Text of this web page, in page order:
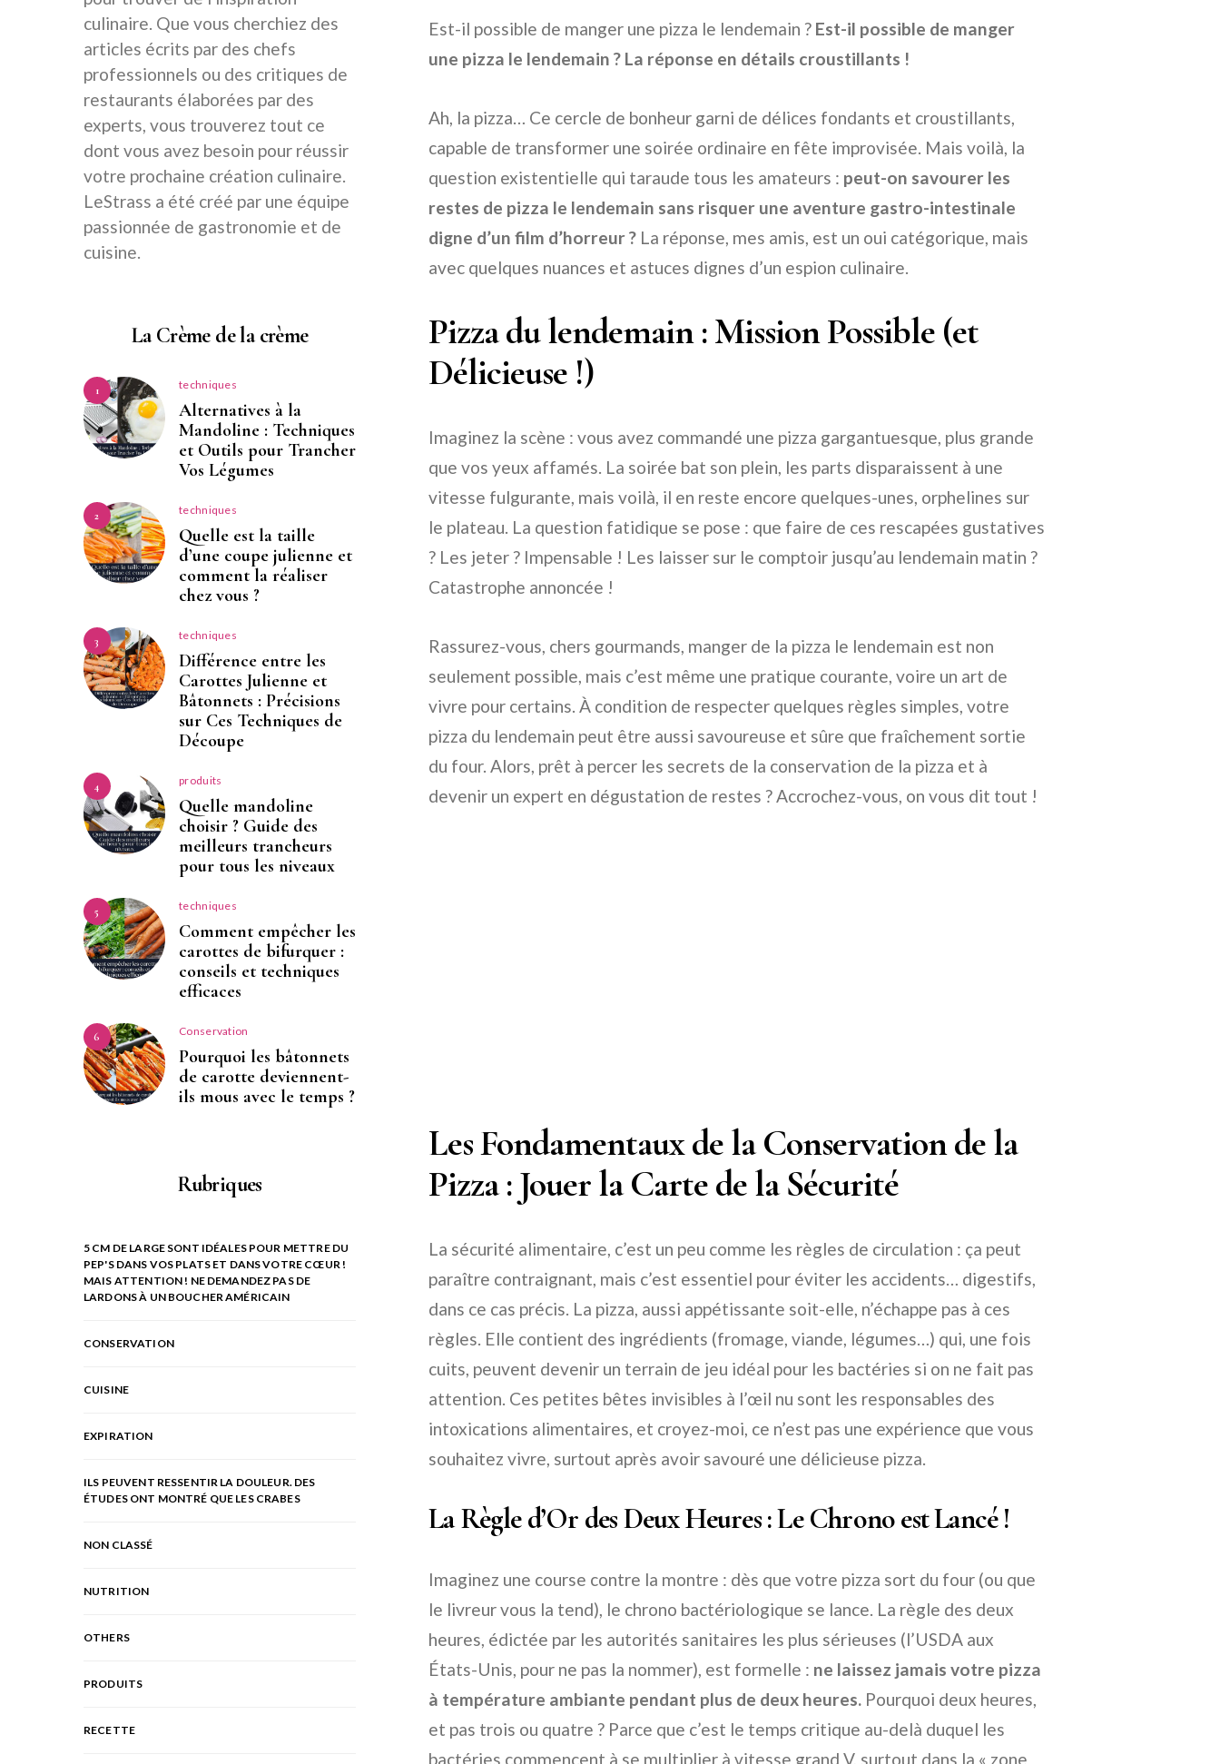
Est-il possible de manger une pizza le lendemain ? Est-il possible de manger
une pizza le lendemain ? La réponse en détails croustillants !
Ah, la pizza… Ce cercle de bonheur garni de délices fondants et croustillants,
capable de transformer une soirée ordinaire en fête improvisée. Mais voilà, la
question existentielle qui taraude tous les amateurs : peut-on savourer les
restes de pizza le lendemain sans risquer une aventure gastro-intestinale
digne d’un film d’horreur ? La réponse, mes amis, est un oui catégorique, mais
avec quelques nuances et astuces dignes d’un espion culinaire.
Pizza du lendemain : Mission Possible (et
Délicieuse !)
Imaginez la scène : vous avez commandé une pizza gargantuesque, plus grande
que vos yeux affamés. La soirée bat son plein, les parts disparaissent à une
vitesse fulgurante, mais voilà, il en reste encore quelques-unes, orphelines sur
le plateau. La question fatidique se pose : que faire de ces rescapées gustatives
? Les jeter ? Impensable ! Les laisser sur le comptoir jusqu’au lendemain matin ?
Catastrophe annoncée !
Rassurez-vous, chers gourmands, manger de la pizza le lendemain est non
seulement possible, mais c’est même une pratique courante, voire un art de
vivre pour certains. À condition de respecter quelques règles simples, votre
pizza du lendemain peut être aussi savoureuse et sûre que fraîchement sortie
du four. Alors, prêt à percer les secrets de la conservation de la pizza et à
devenir un expert en dégustation de restes ? Accrochez-vous, on vous dit tout !
Les Fondamentaux de la Conservation de la
Pizza : Jouer la Carte de la Sécurité
La sécurité alimentaire, c’est un peu comme les règles de circulation : ça peut
paraître contraignant, mais c’est essentiel pour éviter les accidents… digestifs,
dans ce cas précis. La pizza, aussi appétissante soit-elle, n’échappe pas à ces
règles. Elle contient des ingrédients (fromage, viande, légumes…) qui, une fois
cuits, peuvent devenir un terrain de jeu idéal pour les bactéries si on ne fait pas
attention. Ces petites bêtes invisibles à l’œil nu sont les responsables des
intoxications alimentaires, et croyez-moi, ce n’est pas une expérience que vous
souhaitez vivre, surtout après avoir savouré une délicieuse pizza.
La Règle d’Or des Deux Heures : Le Chrono est Lancé !
Imaginez une course contre la montre : dès que votre pizza sort du four (ou que
le livreur vous la tend), le chrono bactériologique se lance. La règle des deux
heures, édictée par les autorités sanitaires les plus sérieuses (l’USDA aux
États-Unis, pour ne pas la nommer), est formelle : ne laissez jamais votre pizza
à température ambiante pendant plus de deux heures. Pourquoi deux heures,
et pas trois ou quatre ? Parce que c’est le temps critique au-delà duquel les
bactéries commencent à se multiplier à vitesse grand V, surtout dans la « zone
culinaire. Que vous cherchiez des
articles écrits par des chefs
professionnels ou des critiques de
restaurants élaborées par des
experts, vous trouverez tout ce
dont vous avez besoin pour réussir
votre prochaine création culinaire.
LeStrass a été créé par une équipe
passionnée de gastronomie et de
cuisine.
La Crème de la crème
1 techniques
Alternatives à la
Mandoline : Techniques
et Outils pour Trancher
Vos Légumes
2 techniques
Quelle est la taille
d’une coupe julienne et
comment la réaliser
chez vous ?
3 techniques
Différence entre les
Carottes Julienne et
Bâtonnets : Précisions
sur Ces Techniques de
Découpe
4 produits
Quelle mandoline
choisir ? Guide des
meilleurs trancheurs
pour tous les niveaux
5 techniques
Comment empêcher les
carottes de bifurquer :
conseils et techniques
efficaces
6 Conservation
Pourquoi les bâtonnets
de carotte deviennent-
ils mous avec le temps ?
Rubriques
5 CM DE LARGE SONT IDÉALES POUR METTRE DU
PEP'S DANS VOS PLATS ET DANS VOTRE CŒUR !
MAIS ATTENTION ! NE DEMANDEZ PAS DE
LARDONS À UN BOUCHER AMÉRICAIN
CONSERVATION
CUISINE
EXPIRATION
ILS PEUVENT RESSENTIR LA DOULEUR. DES
ÉTUDES ONT MONTRÉ QUE LES CRABES
NON CLASSÉ
NUTRITION
OTHERS
PRODUITS
RECETTE